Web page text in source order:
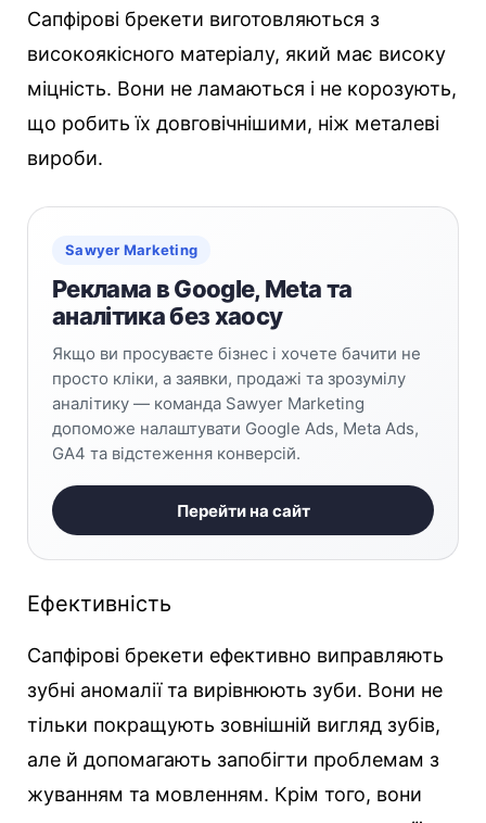
Сапфірові брекети виготовляються з
високоякісного матеріалу, який має високу
міцність. Вони не ламаються і не корозують,
що робить їх довговічнішими, ніж металеві
вироби.
Sawyer Marketing
Реклама в Google, Meta та
аналітика без хаосу
Якщо ви просуваєте бізнес і хочете бачити не
просто кліки, а заявки, продажі та зрозумілу
аналітику — команда Sawyer Marketing
допоможе налаштувати Google Ads, Meta Ads,
GA4 та відстеження конверсій.
Перейти на сайт
Ефективність
Сапфірові брекети ефективно виправляють
зубні аномалії та вирівнюють зуби. Вони не
тільки покращують зовнішній вигляд зубів,
але й допомагають запобігти проблемам з
жуванням та мовленням. Крім того, вони